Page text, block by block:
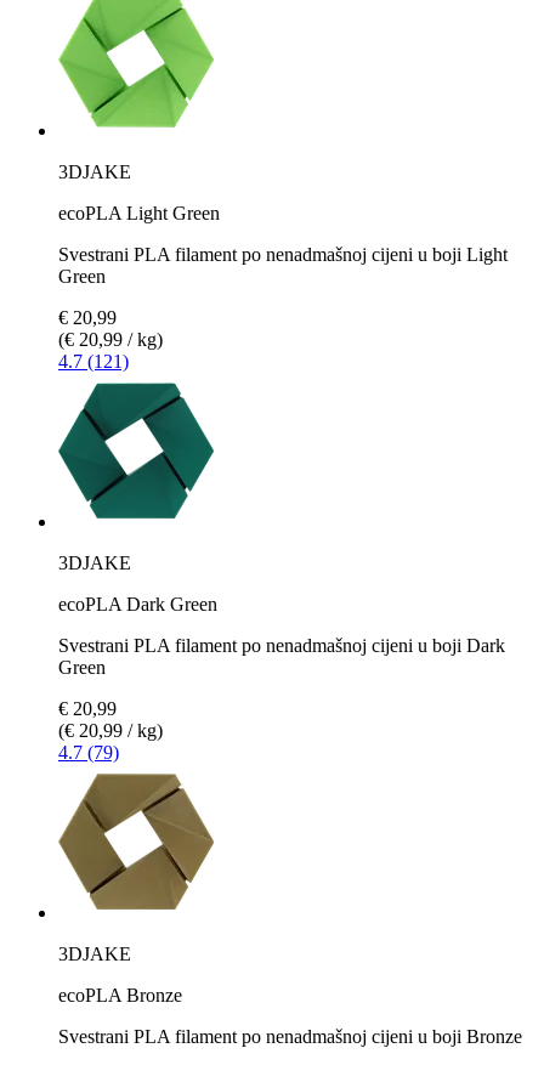
3DJAKE
ecoPLA Light Green
Svestrani PLA filament po nenadmašnoj cijeni u boji Light
Green
€ 20,99
(€ 20,99 / kg)
4.7 (121)
3DJAKE
ecoPLA Dark Green
Svestrani PLA filament po nenadmašnoj cijeni u boji Dark
Green
€ 20,99
(€ 20,99 / kg)
4.7 (79)
3DJAKE
ecoPLA Bronze
Svestrani PLA filament po nenadmašnoj cijeni u boji Bronze